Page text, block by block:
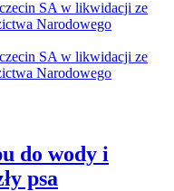
do wody i
psa